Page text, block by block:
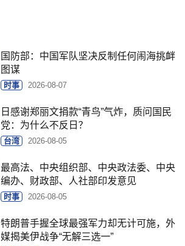
国防部：中国军队坚决反制任何闹海挑衅
图谋
时事 2026-08-07
日感谢郑丽文捐款“青鸟”气炸，质问国民
党：为什么不反日？
台湾 2026-08-05
最高法、中央组织部、中央政法委、中央
编办、财政部、人社部印发意见
时事 2026-08-05
特朗普手握全球最强军力却无计可施，外
媒揭美伊战争“无解三选一”